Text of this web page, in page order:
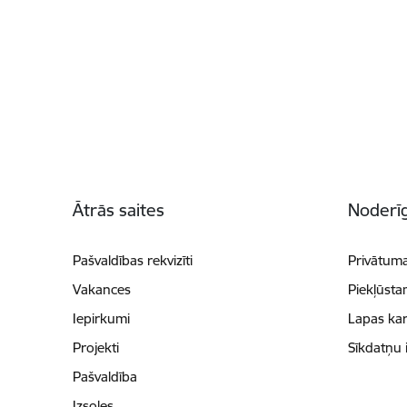
Ātrās saites
Pašvaldības rekvizīti
Vakances
Iepirkumi
Projekti
Pašvaldība
Lapas
Sīkdatņu